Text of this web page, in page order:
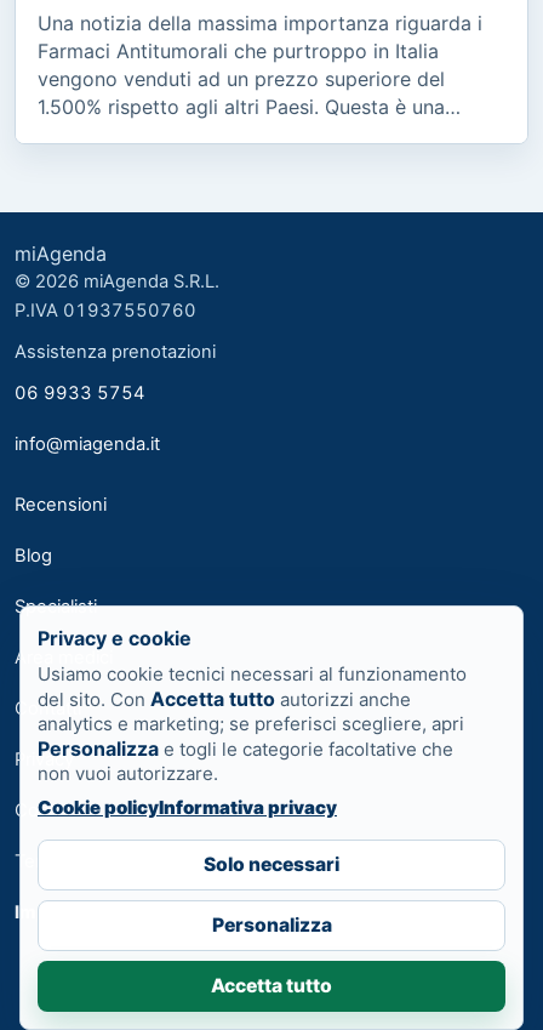
Una notizia della massima importanza riguarda i
Farmaci Antitumorali che purtroppo in Italia
vengono venduti ad un prezzo superiore del
1.500% rispetto agli altri Paesi. Questa è una
miAgenda
© 2026 miAgenda S.R.L.
P.IVA 01937550760
Assistenza prenotazioni
06 9933 5754
info@miagenda.it
Recensioni
Blog
Specialisti
Area medici
Contatti
Privacy
Cookie
Termini
Impostazioni cookie
Privacy e cookie
Usiamo cookie tecnici necessari al funzionamento
del sito. Con Accetta tutto autorizzi anche
analytics e marketing; se preferisci scegliere, apri
Personalizza e togli le categorie facoltative che
non vuoi autorizzare.
Cookie policyInformativa privacy
Solo necessari
Personalizza
Accetta tutto